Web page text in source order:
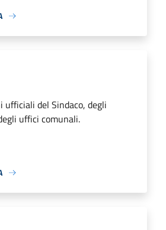
ufficiali del Sindaco, degli
uffici comunali.